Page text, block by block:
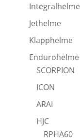
Integralhelme
Jethelme
Klapphelme
Endurohelme
SCORPION
ICON
ARAI
HJC
RPHA60